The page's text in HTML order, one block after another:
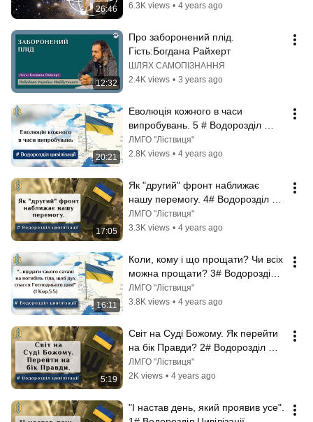
26:46
6.3K views • 4 years ago
12:32
Про заборонений плід.
Гість:Богдана Райхерт
ШЛЯХ САМОПІЗНАННЯ
2.4K views • 3 years ago
20:21
Еволюція кожного в часи
випробувань. 5 # Водорозділ
Цивілізації.
ЛМГО "Ліствиця"
2.8K views • 4 years ago
17:05
Як "другий" фронт наближає
нашу перемогу. 4# Водорозділ
Цивілізації.
ЛМГО "Ліствиця"
3.3K views • 4 years ago
16:11
Коли, кому і що прощати? Чи всіх
можна прощати? 3# Водорозділ
Цивілізації.
ЛМГО "Ліствиця"
3.8K views • 4 years ago
5:19
Світ на Суді Божому. Як перейти
на бік Правди? 2# Водорозділ
Цивілізації.
ЛМГО "Ліствиця"
2K views • 4 years ago
"І настав день, який проявив усе".